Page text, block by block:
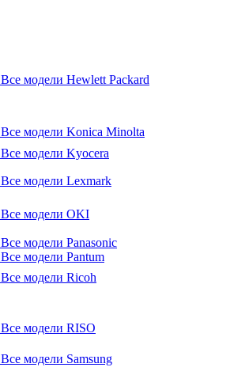
Все модели Hewlett Packard
Все модели Konica Minolta
Все модели Kyocera
Все модели Lexmark
Все модели OKI
Все модели Panasonic
Все модели Pantum
Все модели Ricoh
Все модели RISO
Все модели Samsung